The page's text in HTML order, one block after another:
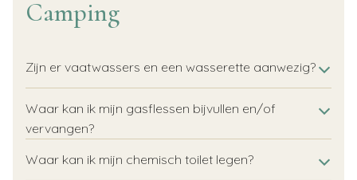
Camping
Zijn er vaatwassers en een wasserette aanwezig?
Waar kan ik mijn gasflessen bijvullen en/of
vervangen?
Waar kan ik mijn chemisch toilet legen?